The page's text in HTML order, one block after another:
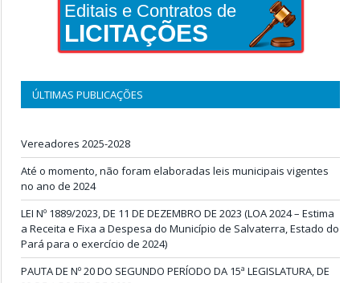
Editais e Contratos de
LICITAÇÕES
ÚLTIMAS PUBLICAÇÕES
Vereadores 2025-2028
Até o momento, não foram elaboradas leis municipais vigentes
no ano de 2024
LEI Nº 1889/2023, DE 11 DE DEZEMBRO DE 2023 (LOA 2024 – Estima
a Receita e Fixa a Despesa do Município de Salvaterra, Estado do
Pará para o exercício de 2024)
PAUTA DE Nº 20 DO SEGUNDO PERÍODO DA 15ª LEGISLATURA, DE